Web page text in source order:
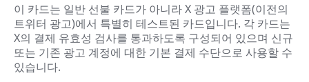
이 카드는 일반 선불 카드가 아니라 X 광고 플랫폼(이전의
트위터 광고)에서 특별히 테스트된 카드입니다. 각 카드는
X의 결제 유효성 검사를 통과하도록 구성되어 있으며 신규
또는 기존 광고 계정에 대한 기본 결제 수단으로 사용할 수
있습니다.